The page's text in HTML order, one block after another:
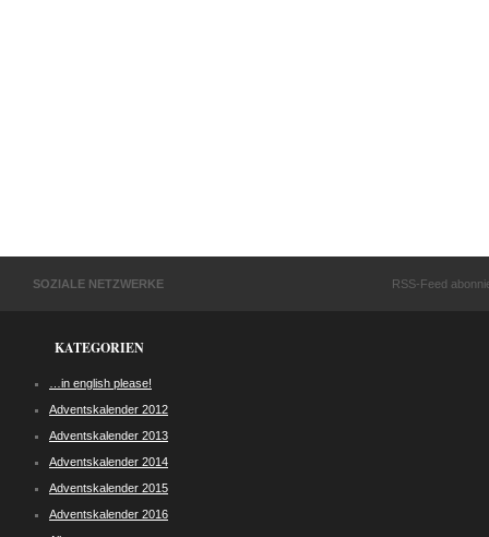
SOZIALE NETZWERKE RSS-Feed
KATEGORIEN
…in english please!
Adventskalender 2012
Adventskalender 2013
Adventskalender 2014
Adventskalender 2015
Adventskalender 2016